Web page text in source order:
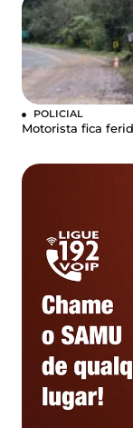
POLICIAL
Motorista fica